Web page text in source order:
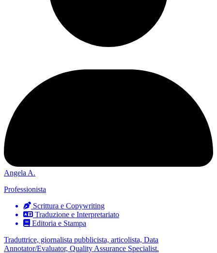
Angela A.
Professionista
Scrittura e Copywriting
Traduzione e Interpretariato
Editoria e Stampa
Traduttrice, giornalista pubblicista, articolista, Data
Annotator/Evaluator, Quality Assurance Specialist.